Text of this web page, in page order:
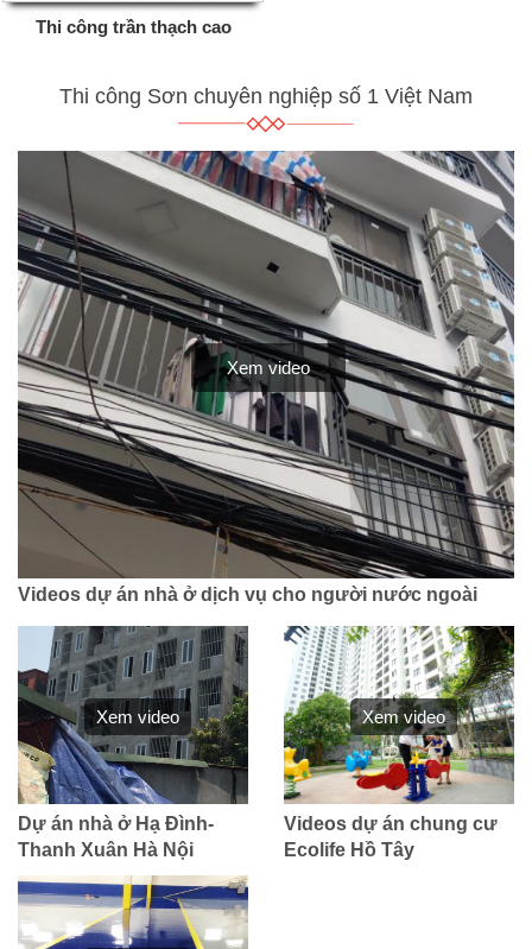
Thi công trần thạch cao
Thi công Sơn chuyên nghiệp số 1 Việt Nam
Xem video
Videos dự án nhà ở dịch vụ cho người nước ngoài
Xem video
Dự án nhà ở Hạ Đình-
Thanh Xuân Hà Nội
Xem video
Videos dự án chung cư
Ecolife Hồ Tây